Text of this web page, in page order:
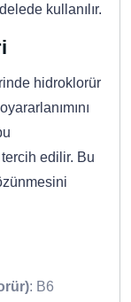
kullanılır.
hidroklorür
edilir. Bu
: B6